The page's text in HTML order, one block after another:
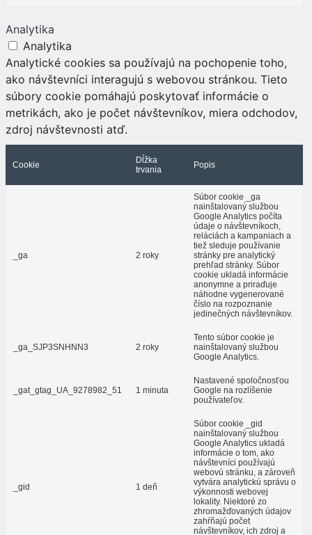
Analytika
Analytika
Analytické cookies sa používajú na pochopenie toho,
ako návštevníci interagujú s webovou stránkou. Tieto
súbory cookie pomáhajú poskytovať informácie o
metrikách, ako je počet návštevníkov, miera odchodov,
zdroj návštevnosti atď.
Cookie
Dĺžka
trvania
Popis
_ga 2 roky
Súbor cookie _ga
nainštalovaný službou
Google Analytics počíta
údaje o návštevníkoch,
reláciách a kampaniach a
tiež sleduje používanie
stránky pre analytický
prehľad stránky. Súbor
cookie ukladá informácie
anonymne a priraďuje
náhodne vygenerované
číslo na rozpoznanie
jedinečných návštevníkov.
_ga_SJP3SNHNN3 2 roky
Tento súbor cookie je
nainštalovaný službou
Google Analytics.
_gat_gtag_UA_9278982_51 1 minuta
Nastavené spoločnosťou
Google na rozlíšenie
používateľov.
_gid 1 deň
Súbor cookie _gid
nainštalovaný službou
Google Analytics ukladá
informácie o tom, ako
návštevníci používajú
webovú stránku, a zároveň
vytvára analytickú správu o
výkonnosti webovej
lokality. Niektoré zo
zhromažďovaných údajov
zahŕňajú počet
návštevníkov, ich zdroj a